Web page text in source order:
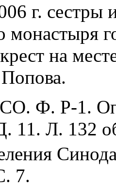
г. сестры
монастыря
на
Ф. Р-1.
11. Л. 132
7.